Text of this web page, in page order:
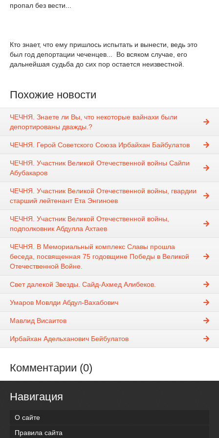
пропал без вести...
Кто знает, что ему пришлось испытать и вынести, ведь это
был год депортации чеченцев... Во всяком случае, его
дальнейшая судьба до сих пор остается неизвестной.
Похожие новости
ЧЕЧНЯ. Знаете ли Вы, что некоторые вайнахи были
депортированы дважды.?
ЧЕЧНЯ. Герой Советского Союза Ирбайхан Байбулатов
ЧЕЧНЯ. Участник Великой Отечественной войны Сайпи
Абубакаров
ЧЕЧНЯ. Участник Великой Отечественной войны, гвардии
старший лейтенант Ета Энгиноев
ЧЕЧНЯ. Участник Великой Отечественной войны,
подполковник Абдулла Ахтаев
ЧЕЧНЯ. В Мемориальный комплекс Славы прошла
беседа, посвященная 75 годовщине Победы в Великой
Отечественной Войне.
Свет далекой Звезды. Сайд-Ахмед Алибеков.
Умаров Мовлди Абдул-Вахабович
Мавлид Висаитов
Ирбайхан Адельханович Бейбулатов
Комментарии (0)
Навигация
О сайте
Правила сайта